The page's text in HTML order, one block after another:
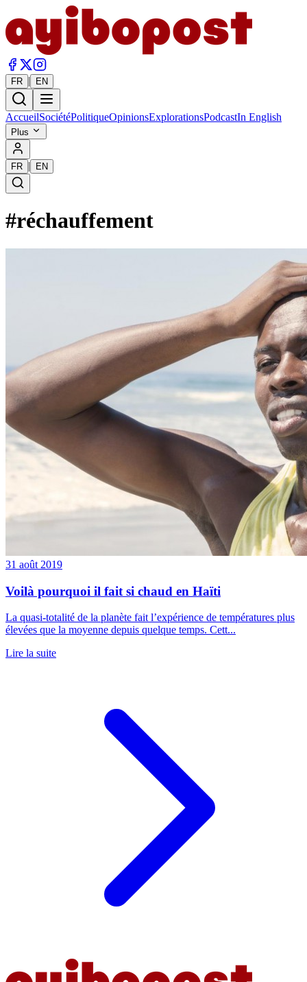
FR | EN
AccueilSociétéPolitiqueOpinionsExplorationsPodcastIn English
Plus
FR | EN
#réchauffement
31 août 2019
Voilà pourquoi il fait si chaud en Haïti
La quasi-totalité de la planète fait l’expérience de températures plus
élevées que la moyenne depuis quelque temps. Cett...
Lire la suite